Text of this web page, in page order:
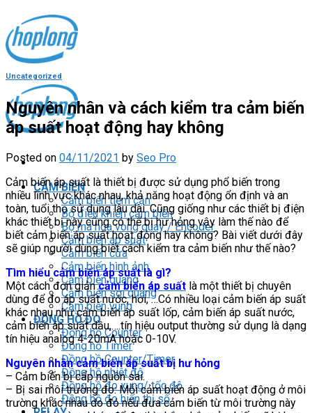
content
CẢM BIẾN
Cảm biến tiệm cận
Bộ điều khiển cảm biến
Bộ mã hóa vòng quay / Encoder
Cảm biến áp suất
Cảm biến cửa
Cảm biến hình ảnh
Cảm biến quang
Cảm biến sợi quang
Cảm biến vùng
ĐỒNG HỒ ĐO
Đồng hồ Counter
Đồng hồ Timer
Đồng hồ Counter/Timer
Đồng hồ nhiệt độ
Đồng hồ đo xung/ tốc độ
Đồng hồ đo hiển thị số
Uncategorized
Nguyên nhân và cách kiểm tra cảm biến
áp suất hoạt động hay không
Posted on 04/11/2021 by Seo Pro
Cảm biến áp suất là thiết bị được sử dụng phổ biến trong
nhiều lĩnh vực khác nhau, khả năng hoạt động ổn định và an
toàn, tuổi thọ sử dụng lâu dài. Cũng giống như các thiết bị điện
khác thiết bị này cũng có thể bị hư hỏng vậy làm thế nào để
biết cảm biến áp suất hoạt động hay không? Bài viết dưới đây
sẽ giúp người dùng biết cách kiểm tra cảm biến như thế nào?
Tìm hiểu cảm biến áp suất là gì?
Một cách đơn giảncảm biến áp suất là một thiết bị chuyên
dùng để đo áp suất nước, hơi, …Có nhiều loại cảm biến áp suất
khác nhau như cảm biến áp suất lốp, cảm biến áp suất nước,
cảm biến áp suất dầu,….tín hiệu output thường sử dụng là dạng
tín hiệu analog 4-20mA hoặc 0-10V.
Nguyên nhân cảm biến áp suất bị hư hỏng
– Cảm biến bị cấp nguồn sai.
– Bị sai môi trường đo: Mỗi cảm biến áp suất hoạt động ở môi
trường khác nhau do đó nếu đưa cảm biến từ môi trường này